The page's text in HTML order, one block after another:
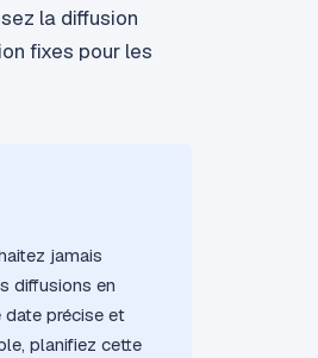
la diffusion
fixes pour les
jamais
diffusions en
date précise et
planifiez cette